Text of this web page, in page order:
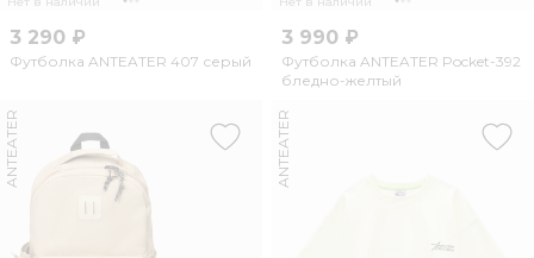
3 290 ₽
Футболка ANTEATER 407 серый
3 990 ₽
Футболка ANTEATER Pocket-392
бледно-желтый
ANTEATER ANTEATER